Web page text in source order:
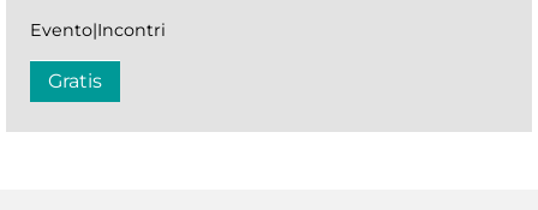
Evento|Incontri
Gratis